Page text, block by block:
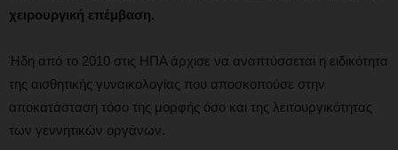
χειρουργική επέμβαση.
Ήδη από το 2010 στις ΗΠΑ άρχισε να αναπτύσσεται η ειδικότητα
της αισθητικής γυναικολογίας που αποσκοπούσε στην
αποκατάσταση τόσο της μορφής όσο και της λειτουργικότητας
των γεννητικών οργάνων.